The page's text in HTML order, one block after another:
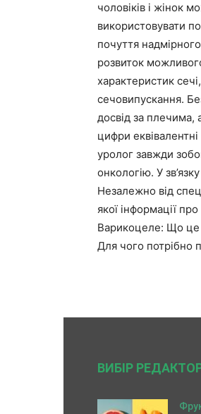
чоловіків і жінок
використовувати
почуття
розвиток
характеристик
сечовипускання.
досвід за плечима,
цифри
уролог завжди
онкологію. У
Незалежно від
якої інформації
Варикоцеле: Що це
Для чого потрібно
ВИБІР